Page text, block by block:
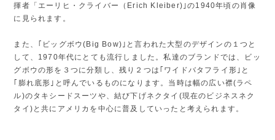
揮者「エーリヒ・クライバー（Erich Kleiber)｣の1940年頃の肖像
に見られます。
また、｢ビッグボウ(Big Bow)｣と言われた大型のデザインの１つと
して、1970年代にとても流行しました。私達のブランドでは、ビッ
グボウの形を３つに分類し、残り２つは｢ワイドバタフライ形｣と
｢膨れ底形｣と呼んでいるものになります。当時は幅の広い襟(ラペ
ル)のタキシードスーツや、結び下げネクタイ(現在のビジネスネク
タイ)と共にアメリカを中心に普及していったと考えられます。